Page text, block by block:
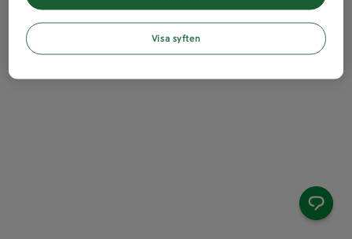
Visa syften